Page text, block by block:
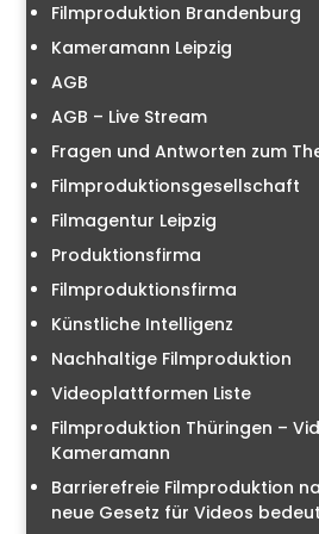
Filmproduktion Brandenburg
Kameramann Leipzig
AGB
AGB – Live Stream
Fragen und Antworten zum
Filmproduktionsgesellschaft
Filmagentur Leipzig
Produktionsfirma
Filmproduktionsfirma
Künstliche Intelligenz
Nachhaltige Filmproduktion
Videoplattformen Liste
Filmproduktion Thüringen –
Kameramann
Barrierefreie Filmproduktion
neue Gesetz für Videos